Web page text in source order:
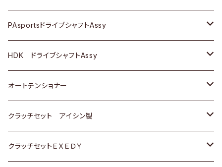
スバル
ＢＥＮＺ
スバル
三菱
スバル
マツダ
三菱
スバル
ダイハツ
マツダ
三菱
スバル
ダイハツ
マツダ
三菱
スバル
スズキ
日産
いすゞ
ダイハツ
マツダ
ＢＥＮＺ
ＢＭＷ
GOLF
ＷＡＧＥＮ
アストロ（シボレー）
ＢＥＮＺ
ＢＭＷ
ＷＡＧＥＮ
ＶＯＬＶＯ
PAsportsドライブシャフトAssy
トヨタ
ホンダ
スズキ
日産
HDK ドライブシャフトAssy
スズキ
ダイハツ
日産
オートテンショナー
トヨタ
クラッチセット アイシン製
ホンダ
クラッチセットＥＸＥＤＹ